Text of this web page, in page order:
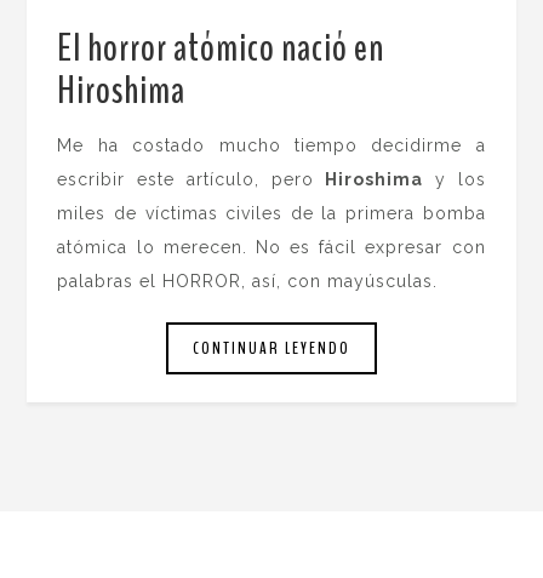
El horror atómico nació en
Hiroshima
Me ha costado mucho tiempo decidirme a
escribir este artículo, pero
Hiroshima y los
miles de víctimas civiles de la primera bomba
atómica lo merecen. No es fácil expresar con
palabras el HORROR, así, con mayúsculas.
CONTINUAR LEYENDO